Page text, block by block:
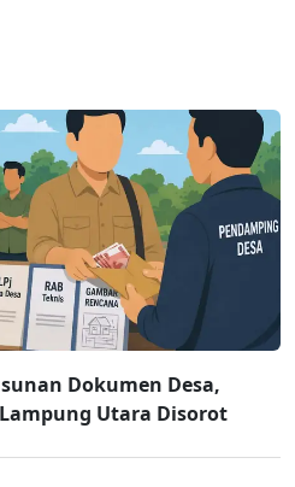
Dokumen Desa,
Utara Disorot